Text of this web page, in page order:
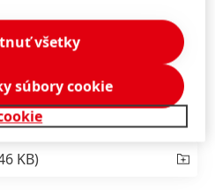
Francúzsku, je vydatá, má
v súčasnosti žije v
KB)
všetky
súbory cookie